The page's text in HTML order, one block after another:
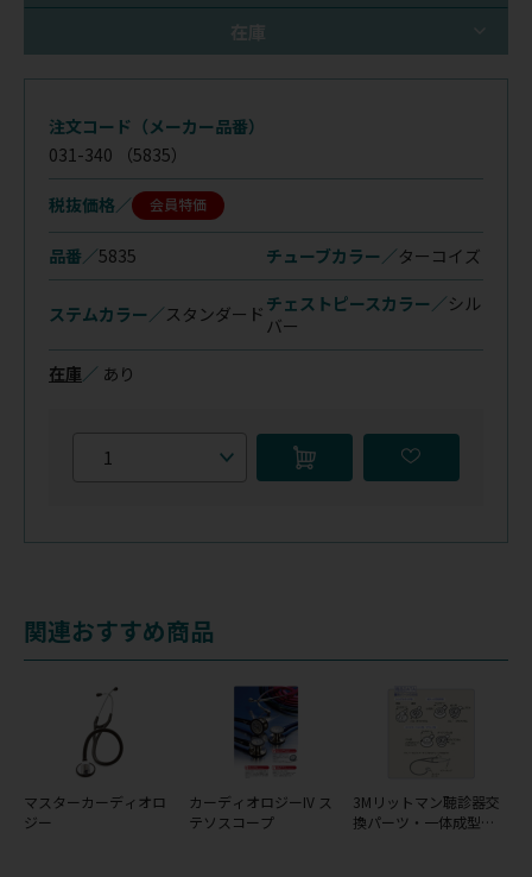
在庫
注文コード（メーカー品番）
031-340 （5835）
税抜価格 会員特価
品番／5835 チューブカラー／ターコイズ
ステムカラー／ スタンダード チェストピースカラー／シル
バー
在庫 ／ あり
関連おすすめ商品
マスターカーディオロ
ジー
カーディオロジーIV ス
テソスコープ
3Mリットマン聴診器交
換パーツ・一体成型ダ